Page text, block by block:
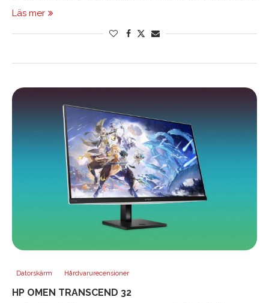
Läs mer
Datorskärm Hårdvarurecensioner
HP OMEN TRANSCEND 32